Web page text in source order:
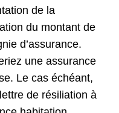
de la
du montant de
d’assurance.
une assurance
Le cas échéant,
de résiliation à